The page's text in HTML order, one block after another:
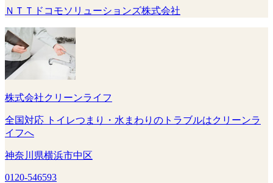
ＮＴＴドコモソリューションズ株式会社
株式会社クリーンライフ
全国対応 トイレつまり・水まわりのトラブルはクリーンラ
イフへ
神奈川県横浜市中区
0120-546593